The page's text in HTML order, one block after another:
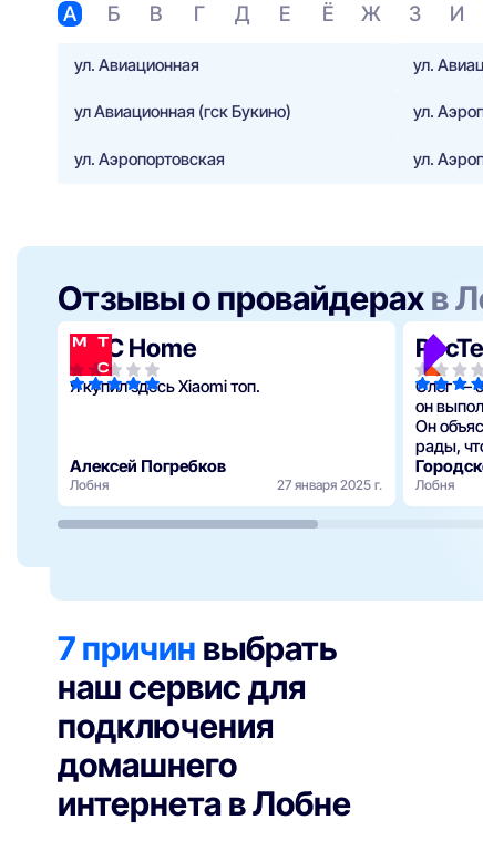
А Б В Г Д Е Ё Ж З И
ул. Авиационная ул.
ул Авиационная (гск Букино) ул.
ул. Аэропортовская ул.
Отзывы о провайдерахв
МТС Home
Я купил здесь Xiaomi топ.
Алексей Погребков
Лобня 27 января 2025 г.
Олег —
он
Он
рады,
Лобня
7 причин выбрать
наш сервис для
подключения
домашнего
интернета в Лобне